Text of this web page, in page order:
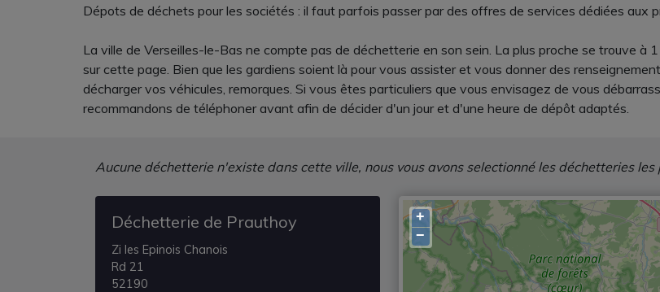
Dépots de déchets pour les sociétés : il faut parfois passer par des offres de services dédiées aux
La ville de Verseilles-le-Bas ne compte pas de déchetterie en son sein. La plus proche se trouve
sur cette page. Bien que les gardiens soient là pour vous assister et vous donner des
décharger vos véhicules, remorques. Si vous êtes particuliers que vous envisagez de vous
recommandons de téléphoner avant afin de décider d'un jour et d'une heure de dépôt adaptés.
Aucune déchetterie n'existe dans cette ville, nous vous avons selectionné les déchetteries les
Déchetterie de Prauthoy
Zi les Epinois Chanois
Rd 21
52190
+
−